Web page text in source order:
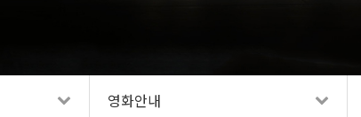
영화안내